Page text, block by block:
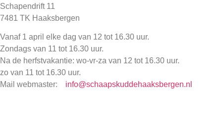
Schapendrift 11
7481 TK Haaksbergen
Vanaf 1 april elke dag van 12 tot 16.30 uur.
Zondags van 11 tot 16.30 uur.
Na de herfstvakantie: wo-vr-za van 12 tot 16.30 uur.
zo van 11 tot 16.30 uur.
Mail webmaster: info@schaapskuddehaaksbergen.nl